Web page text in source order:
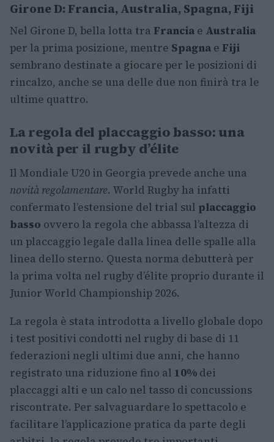
Girone D: Francia, Australia, Spagna, Fiji
Nel Girone D, bella lotta tra Francia e Australia
per la prima posizione, mentre Spagna e Fiji
sembrano destinate a giocare per le posizioni di
rincalzo, anche se una delle due non finirà tra le
ultime quattro.
La regola del placcaggio basso: una
novità per il rugby d’élite
Il Mondiale U20 in Georgia prevede anche una
novità regolamentare. World Rugby ha infatti
confermato l’estensione del trial sul placcaggio
basso ovvero la regola che abbassa l’altezza di
un placcaggio legale dalla linea delle spalle alla
linea dello sterno. Questa norma debutterà per
la prima volta nel rugby d’élite proprio durante il
Junior World Championship 2026.
La regola è stata introdotta a livello globale dopo
i test positivi condotti nel rugby di base di 11
federazioni negli ultimi due anni, che hanno
registrato una riduzione fino al 10% dei
placcaggi alti e un calo nel tasso di concussions
riscontrate. Per salvaguardare lo spettacolo e
facilitare l’applicazione pratica da parte degli